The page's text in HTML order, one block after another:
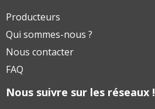
Producteurs
Qui sommes-nous ?
Nous contacter
FAQ
Nous suivre sur les réseaux !